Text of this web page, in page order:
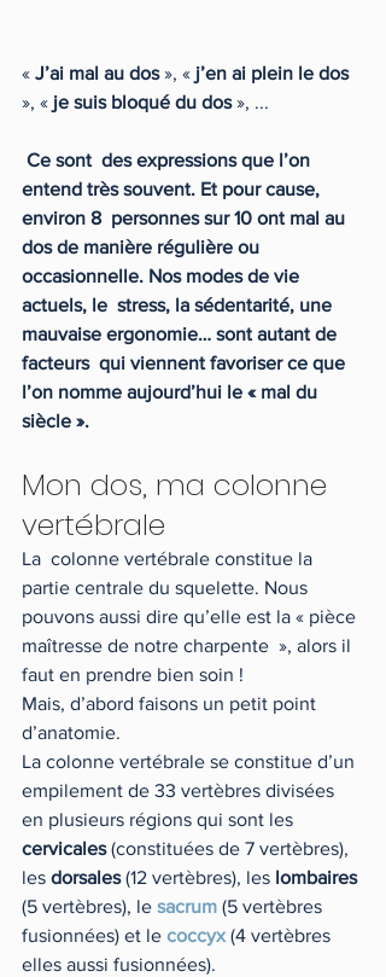
« J’ai mal au dos », « j’en ai plein le dos
», « je suis bloqué du dos », ...
Ce sont  des expressions que l’on
entend très souvent. Et pour cause,
environ 8  personnes sur 10 ont mal au
dos de manière régulière ou
occasionnelle. Nos modes de vie
actuels, le  stress, la sédentarité, une
mauvaise ergonomie… sont autant de
facteurs  qui viennent favoriser ce que
l’on nomme aujourd’hui le « mal du
siècle ».
Mon dos, ma colonne
vertébrale
La  colonne vertébrale constitue la
partie centrale du squelette. Nous
pouvons aussi dire qu’elle est la « pièce
maîtresse de notre charpente  », alors il
faut en prendre bien soin !
Mais, d’abord faisons un petit point
d’anatomie.
La colonne vertébrale se constitue d’un
empilement de 33 vertèbres divisées
en plusieurs régions qui sont les
cervicales (constituées de 7 vertèbres),
les dorsales (12 vertèbres), les lombaires
(5 vertèbres), le sacrum (5 vertèbres
fusionnées) et le coccyx (4 vertèbres
elles aussi fusionnées).